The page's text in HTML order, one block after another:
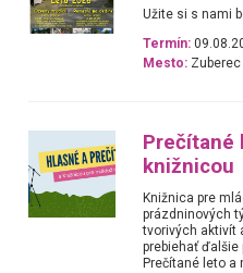
Užite si s nami
Termín:
Mesto: Zuberec
Prečítané
knižnicou
Knižnica pre
prázdninových
tvorivých aktivít
prebiehať ďalšie
Prečítané leto a